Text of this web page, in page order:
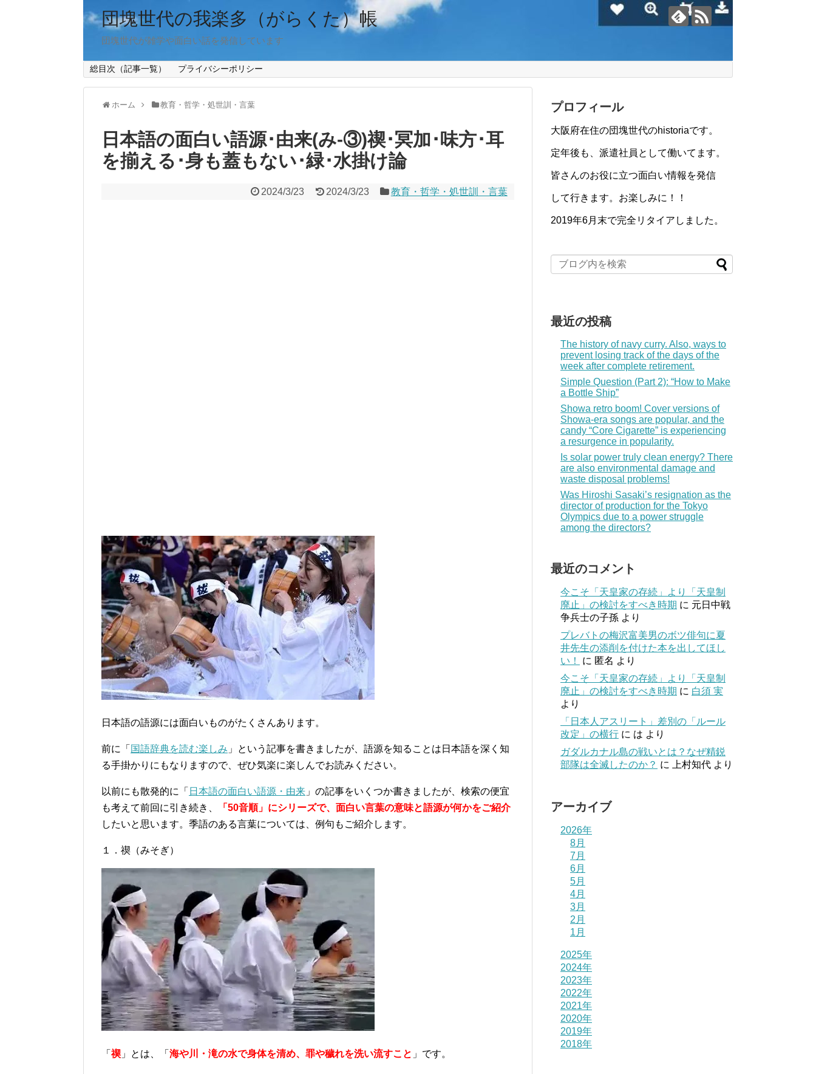
団塊世代の我楽多（がらくた）帳
団塊世代が雑学や面白い話を発信しています
総目次（記事一覧） プライバシーポリシー
ホーム 教育・哲学・処世訓・言葉
日本語の面白い語源･由来(み-③)禊･冥加･味方･耳
を揃える･身も蓋もない･緑･水掛け論
2024/3/23 2024/3/23 教育・哲学・処世訓・言葉
日本語の語源には面白いものがたくさんあります。
前に「 国語辞典を読む楽しみ 」という記事を書きましたが、語源を知ることは日本語を深く知
る手掛かりにもなりますので、ぜひ気楽に楽しんでお読みください。
以前にも散発的に「 日本語の面白い語源・由来 」の記事をいくつか書きましたが、検索の便宜
も考えて前回に引き続き、
「50音順」にシリーズで、面白い言葉の意味と語源が何かをご紹介
したいと思います。季語のある言葉については、例句もご紹介します。
１．禊（みそぎ）
「 禊 」とは、「 海や川・滝の水で身体を清め、罪や穢れを洗い流すこと 」です。
プロフィール
大阪府在住の団塊世代のhistoriaです。
定年後も、派遣社員として働いてます。
皆さんのお役に立つ面白い情報を発信
して行きます。お楽しみに！！
2019年6月末で完全リタイアしました。
最近の投稿
The history of navy curry. Also, ways to
prevent losing track of the days of the
week after complete retirement.
Simple Question (Part 2): “How to Make
a Bottle Ship”
Showa retro boom! Cover versions of
Showa-era songs are popular, and the
candy “Core Cigarette” is experiencing
a resurgence in popularity.
Is solar power truly clean energy? There
are also environmental damage and
waste disposal problems!
Was Hiroshi Sasaki’s resignation as the
director of production for the Tokyo
Olympics due to a power struggle
among the directors?
最近のコメント
今こそ「天皇家の存続」より「天皇制
廃止」の検討をすべき時期 に 元日中戦
争兵士の子孫 より
プレバトの梅沢富美男のボツ俳句に夏
井先生の添削を付けた本を出してほし
い！
に 匿名 より
今こそ「天皇家の存続」より「天皇制
廃止」の検討をすべき時期 に 白須 実
より
「日本人アスリート」差別の「ルール
改定」の横行 に は より
ガダルカナル島の戦いとは？なぜ精鋭
部隊は全滅したのか？ に 上村知代 より
アーカイブ
2026年
8月
7月
6月
5月
4月
3月
2月
1月
2025年
2024年
2023年
2022年
2021年
2020年
2019年
2018年